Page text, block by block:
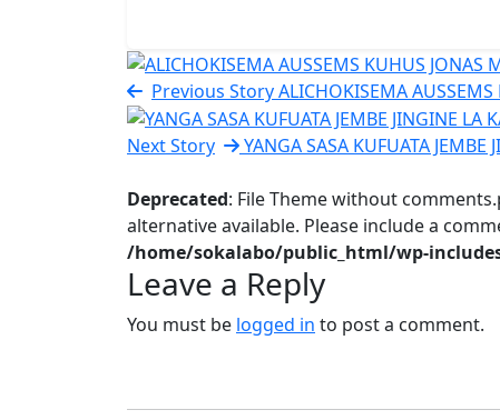
Previous StoryALICHOKISEMA
Next Story YANGA SASA KUFUATA JEMBE
Deprecated: File Theme without
alternative available. Please include a
/home/sokalabo/public_html/wp-
Leave a Reply
You must be logged in to post a comment.